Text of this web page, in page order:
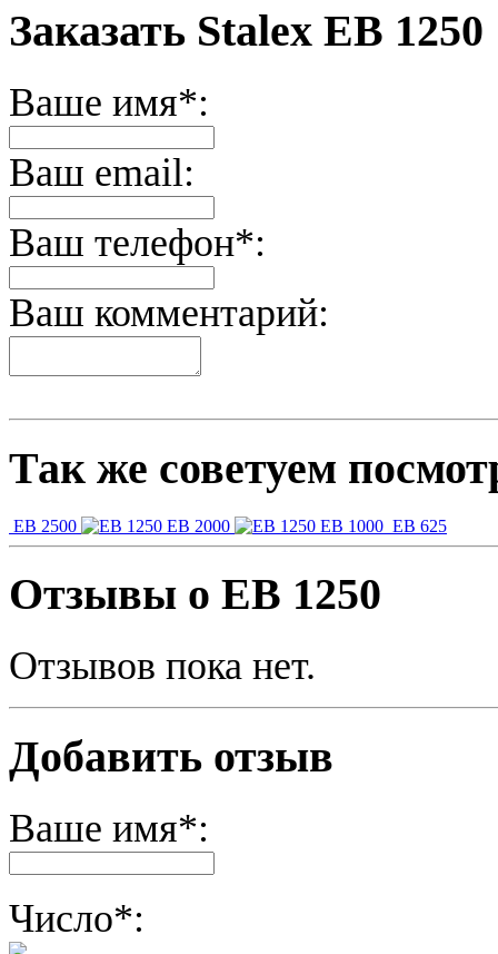
Заказать Stalex EB 1250
Ваше имя*:
Ваш email:
Ваш телефон*:
Ваш комментарий:
Так же советуем
EB 2500 EB 2000 EB 1000 EB 625
Отзывы о EB 1250
Отзывов пока нет.
Добавить отзыв
Ваше имя*:
Число*: